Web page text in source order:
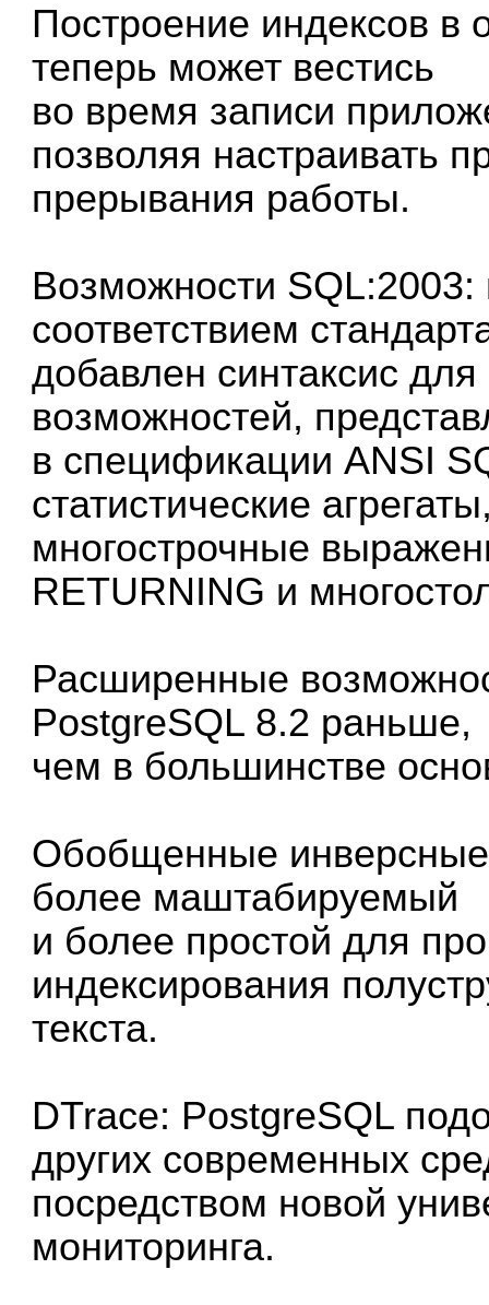
Построение индексов в
теперь может вестись
во время записи
позволяя настраивать
прерывания работы.
Возможности
соответствием
добавлен синтаксис
возможностей,
в спецификации ANSI
статистические
многострочные
RETURNING и
Расширенные
PostgreSQL 8.2 раньше,
чем в большинстве
Обобщенные
более маштабируемый
и более простой для
индексирования
текста.
DTrace: PostgreSQL
других современных
посредством новой
мониторинга.